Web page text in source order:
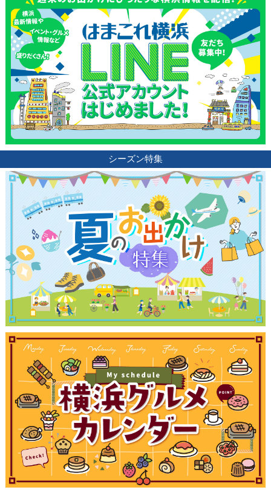
シーズン特集
観光ガイド
ランキング
ブログ記事
サイトについて